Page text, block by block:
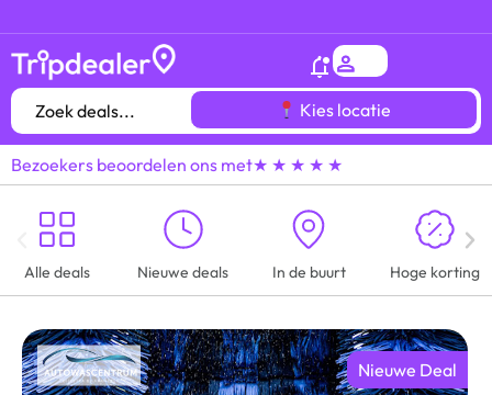
Hetgróótste voordeeluitjes overzichtvan heel
Kies locatie
Bezoekers beoordelen ons met★ ★ ★ ★ ★
Alle deals Nieuwe deals In de buurt Hoge korting
Nieuwe Deal